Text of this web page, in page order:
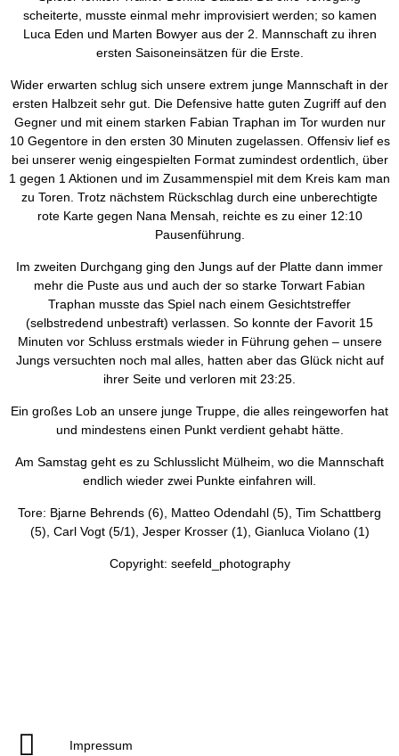
scheiterte, musste einmal mehr improvisiert werden; so kamen
Luca Eden und Marten Bowyer aus der 2. Mannschaft zu ihren
ersten Saisoneinsätzen für die Erste.
Wider erwarten schlug sich unsere extrem junge Mannschaft in der
ersten Halbzeit sehr gut. Die Defensive hatte guten Zugriff auf den
Gegner und mit einem starken Fabian Traphan im Tor wurden nur
10 Gegentore in den ersten 30 Minuten zugelassen. Offensiv lief es
bei unserer wenig eingespielten Format zumindest ordentlich, über
1 gegen 1 Aktionen und im Zusammenspiel mit dem Kreis kam man
zu Toren. Trotz nächstem Rückschlag durch eine unberechtigte
rote Karte gegen Nana Mensah, reichte es zu einer 12:10
Pausenführung.
Im zweiten Durchgang ging den Jungs auf der Platte dann immer
mehr die Puste aus und auch der so starke Torwart Fabian
Traphan musste das Spiel nach einem Gesichtstreffer
(selbstredend unbestraft) verlassen. So konnte der Favorit 15
Minuten vor Schluss erstmals wieder in Führung gehen – unsere
Jungs versuchten noch mal alles, hatten aber das Glück nicht auf
ihrer Seite und verloren mit 23:25.
Ein großes Lob an unsere junge Truppe, die alles reingeworfen hat
und mindestens einen Punkt verdient gehabt hätte.
Am Samstag geht es zu Schlusslicht Mülheim, wo die Mannschaft
endlich wieder zwei Punkte einfahren will.
Tore: Bjarne Behrends (6), Matteo Odendahl (5), Tim Schattberg
(5), Carl Vogt (5/1), Jesper Krosser (1), Gianluca Violano (1)
Copyright: seefeld_photography
Impressum